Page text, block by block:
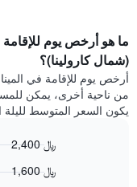
ما هو أرخص يوم
(شمال كارولينا)؟
من ناحية أخرى، يمكن
يكون السعر المتوسط لليلة
1,600 ﷼
2,400 ﷼